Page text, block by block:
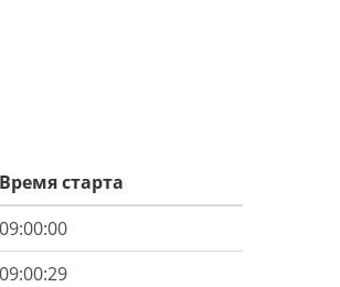
Время старта
09:00:00
09:00:29